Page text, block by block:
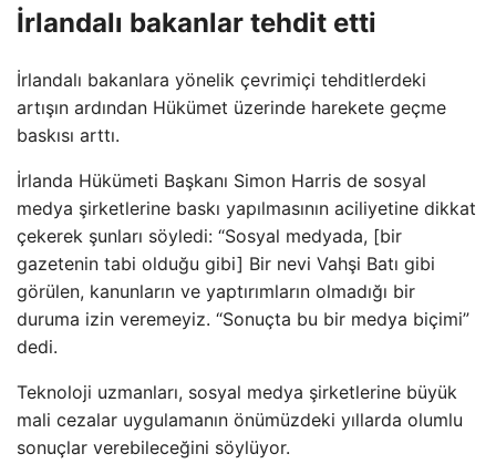
İrlandalı bakanlar tehdit etti
İrlandalı bakanlara yönelik çevrimiçi tehditlerdeki
artışın ardından Hükümet üzerinde harekete geçme
baskısı arttı.
İrlanda Hükümeti Başkanı Simon Harris de sosyal
medya şirketlerine baskı yapılmasının aciliyetine dikkat
çekerek şunları söyledi: “Sosyal medyada, [bir
gazetenin tabi olduğu gibi] Bir nevi Vahşi Batı gibi
görülen, kanunların ve yaptırımların olmadığı bir
duruma izin veremeyiz. “Sonuçta bu bir medya biçimi”
dedi.
Teknoloji uzmanları, sosyal medya şirketlerine büyük
mali cezalar uygulamanın önümüzdeki yıllarda olumlu
sonuçlar verebileceğini söylüyor.